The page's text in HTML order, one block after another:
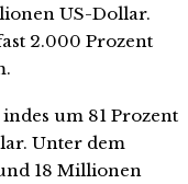
US-Dollar.
2.000 Prozent
um 81 Prozent
Unter dem
18 Millionen